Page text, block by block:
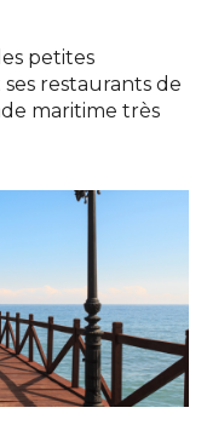
petites
restaurants de
maritime très